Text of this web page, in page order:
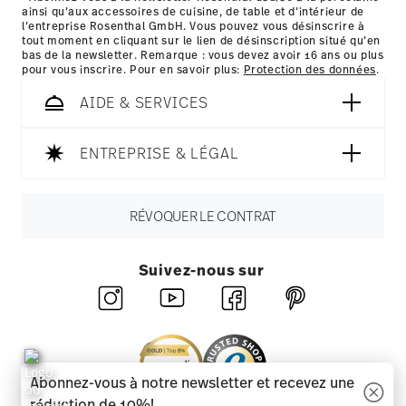
ici
ainsi qu’aux accessoires de cuisine, de table et d’intérieur de
l’entreprise Rosenthal GmbH. Vous pouvez vous désinscrire à
tout moment en cliquant sur le lien de désinscription situé qu’en
bas de la newsletter. Remarque : vous devez avoir 16 ans ou plus
pour vous inscrire. Pour en savoir plus: Protection des données.
AIDE & SERVICES
ENTREPRISE & LÉGAL
RÉVOQUER LE CONTRAT
Suivez-nous sur
Abonnez-vous à notre newsletter et recevez une